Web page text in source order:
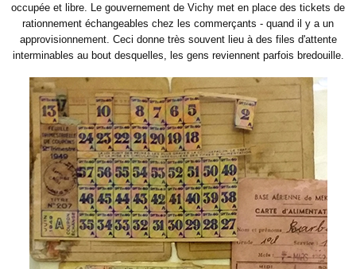
occupée et libre. Le gouvernement de Vichy met en place des tickets de
rationnement échangeables chez les commerçants - quand il y a un
approvisionnement. Ceci donne très souvent lieu à des files d'attente
interminables au bout desquelles, les gens reviennent parfois bredouille.